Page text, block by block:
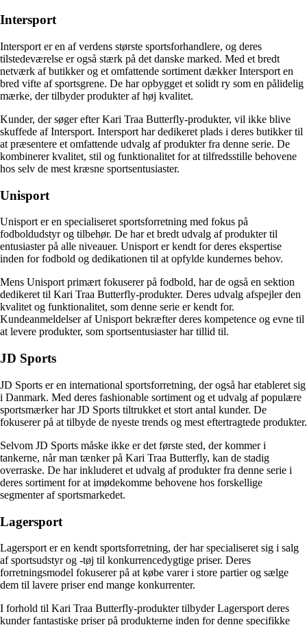
Intersport
Intersport er en af verdens største sportsforhandlere, og deres
tilstedeværelse er også stærk på det danske marked. Med et bredt
netværk af butikker og et omfattende sortiment dækker Intersport en
bred vifte af sportsgrene. De har opbygget et solidt ry som en pålidelig
mærke, der tilbyder produkter af høj kvalitet.
Kunder, der søger efter Kari Traa Butterfly-produkter, vil ikke blive
skuffede af Intersport. Intersport har dedikeret plads i deres butikker til
at præsentere et omfattende udvalg af produkter fra denne serie. De
kombinerer kvalitet, stil og funktionalitet for at tilfredsstille behovene
hos selv de mest kræsne sportsentusiaster.
Unisport
Unisport er en specialiseret sportsforretning med fokus på
fodboldudstyr og tilbehør. De har et bredt udvalg af produkter til
entusiaster på alle niveauer. Unisport er kendt for deres ekspertise
inden for fodbold og dedikationen til at opfylde kundernes behov.
Mens Unisport primært fokuserer på fodbold, har de også en sektion
dedikeret til Kari Traa Butterfly-produkter. Deres udvalg afspejler den
kvalitet og funktionalitet, som denne serie er kendt for.
Kundeanmeldelser af Unisport bekræfter deres kompetence og evne til
at levere produkter, som sportsentusiaster har tillid til.
JD Sports
JD Sports er en international sportsforretning, der også har etableret sig
i Danmark. Med deres fashionable sortiment og et udvalg af populære
sportsmærker har JD Sports tiltrukket et stort antal kunder. De
fokuserer på at tilbyde de nyeste trends og mest eftertragtede produkter.
Selvom JD Sports måske ikke er det første sted, der kommer i
tankerne, når man tænker på Kari Traa Butterfly, kan de stadig
overraske. De har inkluderet et udvalg af produkter fra denne serie i
deres sortiment for at imødekomme behovene hos forskellige
segmenter af sportsmarkedet.
Lagersport
Lagersport er en kendt sportsforretning, der har specialiseret sig i salg
af sportsudstyr og -tøj til konkurrencedygtige priser. Deres
forretningsmodel fokuserer på at købe varer i store partier og sælge
dem til lavere priser end mange konkurrenter.
I forhold til Kari Traa Butterfly-produkter tilbyder Lagersport deres
kunder fantastiske priser på produkterne inden for denne specifikke